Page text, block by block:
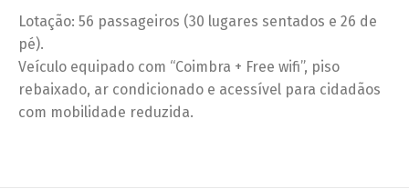
Lotação: 56 passageiros (30 lugares sentados e 26 de
pé).
Veículo equipado com “Coimbra + Free wifi”, piso
rebaixado, ar condicionado e acessível para cidadãos
com mobilidade reduzida.